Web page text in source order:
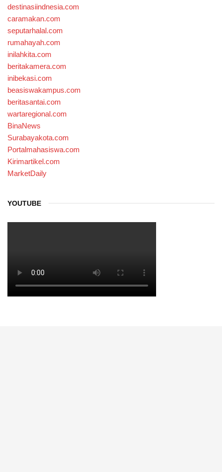
destinasiindnesia.com
caramakan.com
seputarhalal.com
rumahayah.com
inilahkita.com
beritakamera.com
inibekasi.com
beasiswakampus.com
beritasantai.com
wartaregional.com
BinaNews
Surabayakota.com
Portalmahasiswa.com
Kirimartikel.com
MarketDaily
YOUTUBE